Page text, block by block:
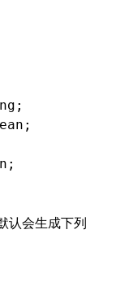
;
;
;
认会生成下列